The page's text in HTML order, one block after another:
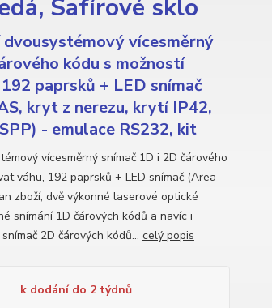
Safírové sklo
vícesměrný
kódu s možností
paprsků + LED snímač
kryt z nerezu, krytí IP42,
- emulace RS232, kit
vícesměrný snímač 1D i 2D čárového
váhu, 192 paprsků + LED snímač (Area
zboží, dvě výkonné laserové optické
snímání 1D čárových kódů a navíc i
2D čárových kódů... celý popis
k dodání do 2 týdnů